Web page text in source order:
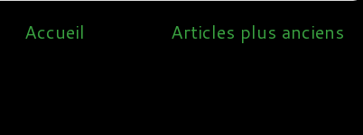
Articles plus anciens
Accueil